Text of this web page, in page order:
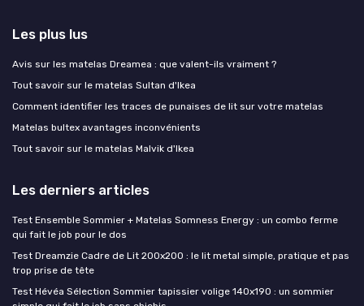
Les plus lus
Avis sur les matelas Dreamea : que valent-ils vraiment ?
Tout savoir sur le matelas Sultan d'Ikea
Comment identifier les traces de punaises de lit sur votre matelas
Matelas bultex avantages inconvénients
Tout savoir sur le matelas Malvik d'Ikea
Les derniers articles
Test Ensemble Sommier + Matelas Somness Energy : un combo ferme
qui fait le job pour le dos
Test Dreamzie Cadre de Lit 200x200 : le lit metal simple, pratique et pas
trop prise de tête
Test Hévéa Sélection Sommier tapissier volige 140x190 : un sommier